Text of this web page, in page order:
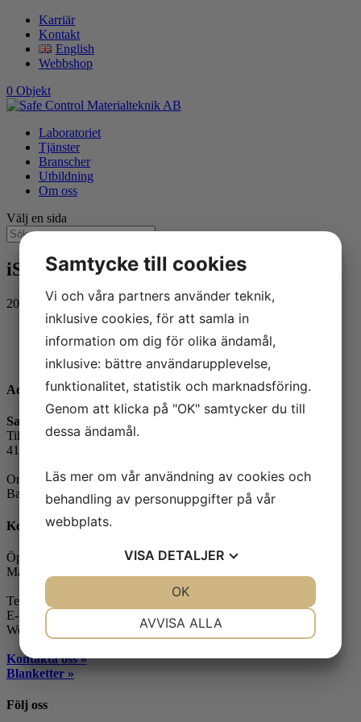
Karriär
Kontakt
English
Webbshop
0 Objekt
Laboratoriet
Tjänster
Branscher
Utbildning
Om oss
Välj en sida
iStock-1445718866-1024×699
2024-04-18
Adress
Safe Control Materialteknik AB
Tillgängligheten 1
417 10 Göteborg
Orgnr: 556604-7832
Bankgiro: 5104-8387
Kontakt
Öppettider:
Måndag-fredag: 07.30-16.00
Telefon: 031-65 64 70
E-post:info@safecontrol.se
Webbshop:
safecontrol.nu
Kontakta oss »
Blanketter »
Följ oss
Samtycke till cookies
Vi och våra partners använder teknik,
inklusive cookies, för att samla in
information om dig för olika ändamål,
inklusive: bättre användarupplevelse,
funktionalitet, statistik och marknadsföring.
Genom att klicka på "OK" samtycker du till
dessa ändamål.
Läs mer om vår användning av cookies och
behandling av personuppgifter på vår
webbplats.
VISA DETALJER
MARKNADSFÖRING
AVVISA ALLA
OK